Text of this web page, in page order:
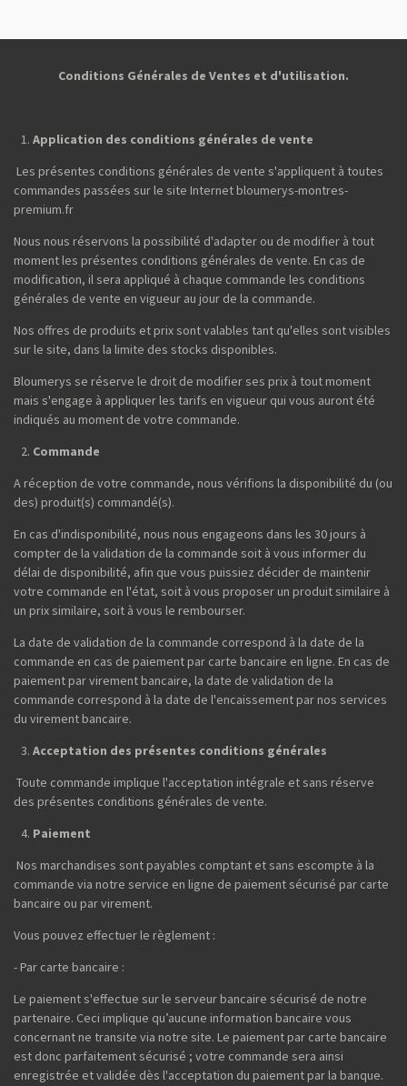
e
e
e
e
Conditions Générales de Ventes et d'utilisation.
Application des conditions générales de vente
Les présentes conditions générales de vente s'appliquent à toutes
commandes passées sur le site Internet bloumerys-montres-
premium.fr
Nous nous réservons la possibilité d'adapter ou de modifier à tout
moment les présentes conditions générales de vente. En cas de
modification, il sera appliqué à chaque commande les conditions
générales de vente en vigueur au jour de la commande.
Nos offres de produits et prix sont valables tant qu'elles sont visibles
sur le site, dans la limite des stocks disponibles.
Bloumerys se réserve le droit de modifier ses prix à tout moment
mais s'engage à appliquer les tarifs en vigueur qui vous auront été
indiqués au moment de votre commande.
Commande
A réception de votre commande, nous vérifions la disponibilité du (ou
des) produit(s) commandé(s).
En cas d'indisponibilité, nous nous engageons dans les 30 jours à
compter de la validation de la commande soit à vous informer du
délai de disponibilité, afin que vous puissiez décider de maintenir
votre commande en l'état, soit à vous proposer un produit similaire à
un prix similaire, soit à vous le rembourser.
La date de validation de la commande correspond à la date de la
commande en cas de paiement par carte bancaire en ligne. En cas de
paiement par virement bancaire, la date de validation de la
commande correspond à la date de l'encaissement par nos services
du virement bancaire.
Acceptation des présentes conditions générales
Toute commande implique l'acceptation intégrale et sans réserve
des présentes conditions générales de vente.
Paiement
Nos marchandises sont payables comptant et sans escompte à la
commande via notre service en ligne de paiement sécurisé par carte
bancaire ou par virement.
Vous pouvez effectuer le règlement :
- Par carte bancaire :
Le paiement s'effectue sur le serveur bancaire sécurisé de notre
partenaire. Ceci implique qu’aucune information bancaire vous
concernant ne transite via notre site. Le paiement par carte bancaire
est donc parfaitement sécurisé ; votre commande sera ainsi
enregistrée et validée dès l'acceptation du paiement par la banque.